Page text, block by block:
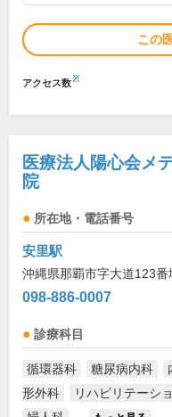
この
アクセス数※
医療法人陽心会メ
院
所在地・電話番号
安里駅
沖縄県那覇市字大道123番
098-886-0007
診療科目
循環器科 糖尿病内科
形外科
リハビリテーシ